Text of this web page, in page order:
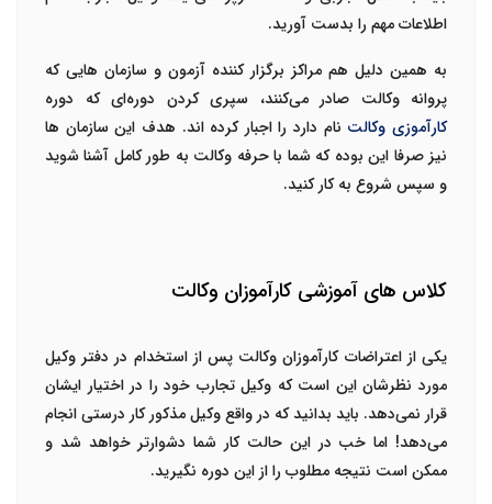
اطلاعات مهم را بدست آورید.
به همین دلیل هم مراکز برگزار کننده آزمون و سازمان هایی که
پروانه وکالت صادر می‌کنند، سپری کردن دوره‌ای که دوره
کارآموزی وکالت نام دارد را اجبار کرده اند. هدف این سازمان ها
نیز صرفا این بوده که شما با حرفه وکالت به طور کامل آشنا شوید
و سپس شروع به کار کنید.
کلاس های آموزشی کارآموزان وکالت
یکی از اعتراضات کارآموزان وکالت پس از استخدام در دفتر وکیل
مورد نظرشان این است که وکیل تجارب خود را در اختیار ایشان
قرار نمی‌دهد. باید بدانید که در واقع وکیل مذکور کار درستی انجام
می‌دهد! اما خب در این حالت کار شما دشوارتر خواهد شد و
ممکن است نتیجه مطلوب را از این دوره نگیرید.